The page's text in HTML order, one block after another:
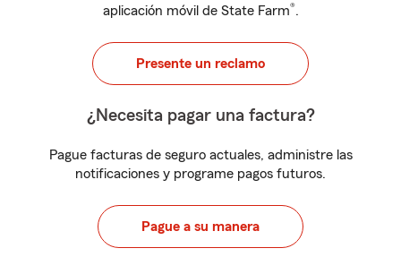
aplicación móvil de State Farm®.
Presente un reclamo
¿Necesita pagar una factura?
Pague facturas de seguro actuales, administre las
notificaciones y programe pagos futuros.
Pague a su manera